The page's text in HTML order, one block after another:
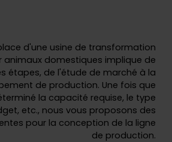
d'une usine de transformation
animaux domestiques implique de
étapes, de l'étude de marché à la
de production. Une fois que
la capacité requise, le type
etc., nous vous proposons des
pour la conception de la ligne
de production.